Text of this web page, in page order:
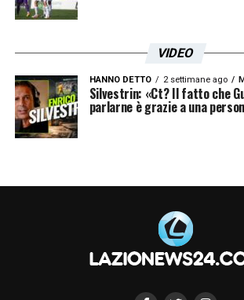
VIDEO
HANNO DETTO 2 settimane ago
Silvestrin: «Ct? Il fatto che
parlarne è grazie a una